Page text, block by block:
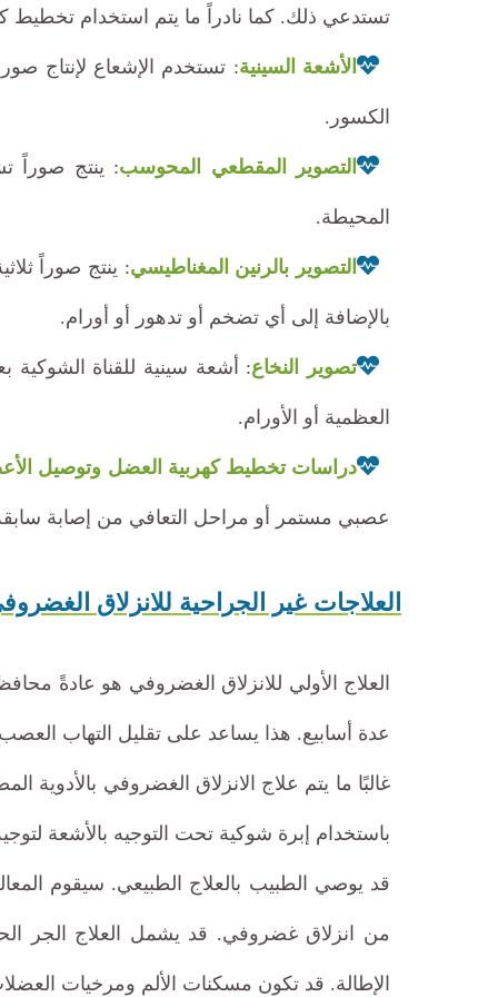
تستدعي ذلك. كما نادراً ما يتم استخدام تخطيط
الأشعة السينية: تستخدم الإشعاع لإنتاج
الكسور.
التصوير المقطعي المحوسب: ينتج صوراً
المحيطة.
التصوير بالرنين المغناطيسي: ينتج صوراً
بالإضافة إلى أي تضخم أو تدهور أو أورام.
تصوير النخاع: أشعة سينية للقناة
العظمية أو الأورام.
دراسات تخطيط كهربية العضل وتوصيل
عصبي مستمر أو مراحل التعافي من إصابة سابقة.
العلاجات غير الجراحية للانزلاق
العلاج الأولي للانزلاق الغضروفي هو عادةً
عدة أسابيع. هذا يساعد على تقليل التهاب
غالبًا ما يتم علاج الانزلاق الغضروفي بالأدوية
باستخدام إبرة شوكية تحت التوجيه بالأشعة
قد يوصي الطبيب بالعلاج الطبيعي. سيقوم
من انزلاق غضروفي. قد يشمل العلاج الجر
الإطالة. قد تكون مسكنات الألم ومرخيات